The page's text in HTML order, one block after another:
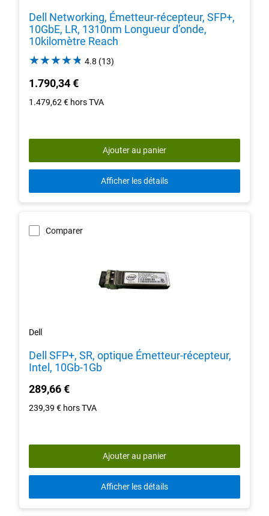
Dell Networking, Émetteur-récepteur, SFP+,
10GbE, LR, 1310nm Longueur d’onde,
10kilomètre Reach
4.8 (13)
1.790,34 €
1.479,62 € hors TVA
Ajouter au panier
Afficher les détails
Comparer
Dell
Dell SFP+, SR, optique Émetteur-récepteur,
Intel, 10Gb-1Gb
289,66 €
239,39 € hors TVA
Ajouter au panier
Afficher les détails